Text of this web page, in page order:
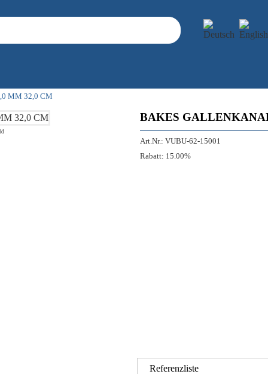
MM 32,0 CM
BAKES
Art.Nr.: VUBU-62-15001
Rabatt: 15.00%
Referenzliste